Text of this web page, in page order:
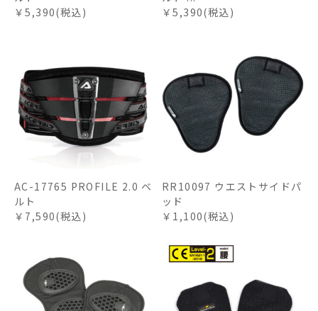
￥5,390(税込)
￥5,390(税込)
AC-17765 PROFILE 2.0 ベ
ルト
￥7,590(税込)
RR10097 ウエストサイドパ
ッド
￥1,100(税込)